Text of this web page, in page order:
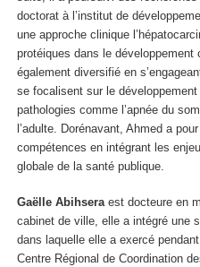
doctorat à l’institut de
une approche clinique
protéiques dans le développement
également diversifié en
se focalisent sur le
pathologies comme l’apnée du
l’adulte. Dorénavant, Ahmed a
compétences en intégrant les
globale de la santé publique.
Gaëlle Abihseraest docteure en
cabinet de ville, elle a intégré une
dans laquelle elle a exercé
Centre Régional de Coordination